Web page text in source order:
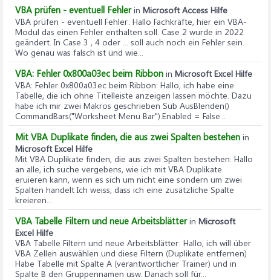
VBA prüfen - eventuell Fehlerin Microsoft Access Hilfe
VBA prüfen - eventuell Fehler: Hallo Fachkräfte, hier ein VBA-
Modul das einen Fehler enthalten soll. Case 2 wurde in 2022
geändert. In Case 3 , 4 oder ... soll auch noch ein Fehler sein.
Wo genau was falsch ist und wie...
VBA: Fehler 0x800a03ec beim Ribbon in Microsoft Excel Hilfe
VBA: Fehler 0x800a03ec beim Ribbon: Hallo, ich habe eine
Tabelle, die ich ohne Titelleiste anzeigen lassen möchte. Dazu
habe ich mir zwei Makros geschrieben Sub AusBlenden()
CommandBars("Worksheet Menu Bar").Enabled = False...
Mit VBA Duplikate finden, die aus zwei Spalten bestehen in
Microsoft Excel Hilfe
Mit VBA Duplikate finden, die aus zwei Spalten bestehen: Hallo
an alle, ich suche vergebens, wie ich mit VBA Duplikate
eruieren kann, wenn es sich um nicht eine sondern um zwei
Spalten handelt Ich weiss, dass ich eine zusätzliche Spalte
kreieren...
VBA Tabelle Filtern und neue Arbeitsblätterin Microsoft
Excel Hilfe
VBA Tabelle Filtern und neue Arbeitsblätter: Hallo, ich will über
VBA Zellen auswählen und diese Filtern (Duplikate entfernen)
Habe Tabelle mit Spalte A (verantwortlicher Trainer) und in
Spalte B den Gruppennamen usw. Danach soll für...